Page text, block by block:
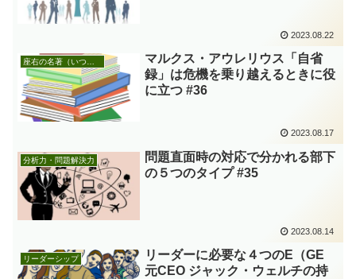
2023.08.22
座右の名著（いつかあなたを救う本）
マルクス・アウレリウス「自省
録」は危機を乗り越えるときに役
に立つ #36
2023.08.17
分析力・問題解決力
問題直面時の対応で分かれる部下
の５つのタイプ #35
2023.08.14
リーダーシップ
リーダーに必要な４つのE（GE
元CEO ジャック・ウェルチの持